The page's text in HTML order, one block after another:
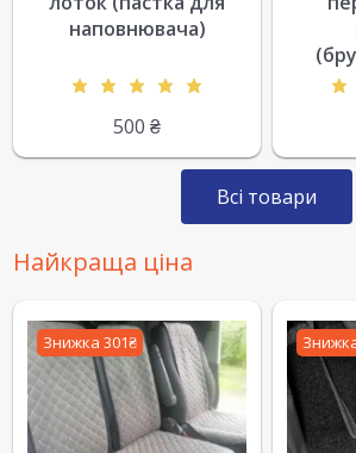
наповнювача)
500 ₴
Всі товари
Найкраща ціна
Знижка 301₴